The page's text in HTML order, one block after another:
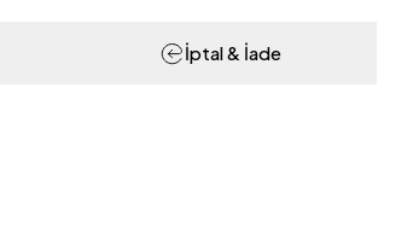
İptal & İade